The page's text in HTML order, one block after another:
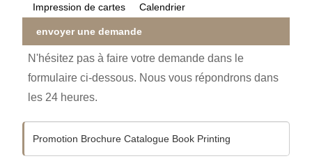
Impression de cartes
Calendrier
envoyer une demande
N'hésitez pas à faire votre demande dans le
formulaire ci-dessous. Nous vous répondrons dans
les 24 heures.